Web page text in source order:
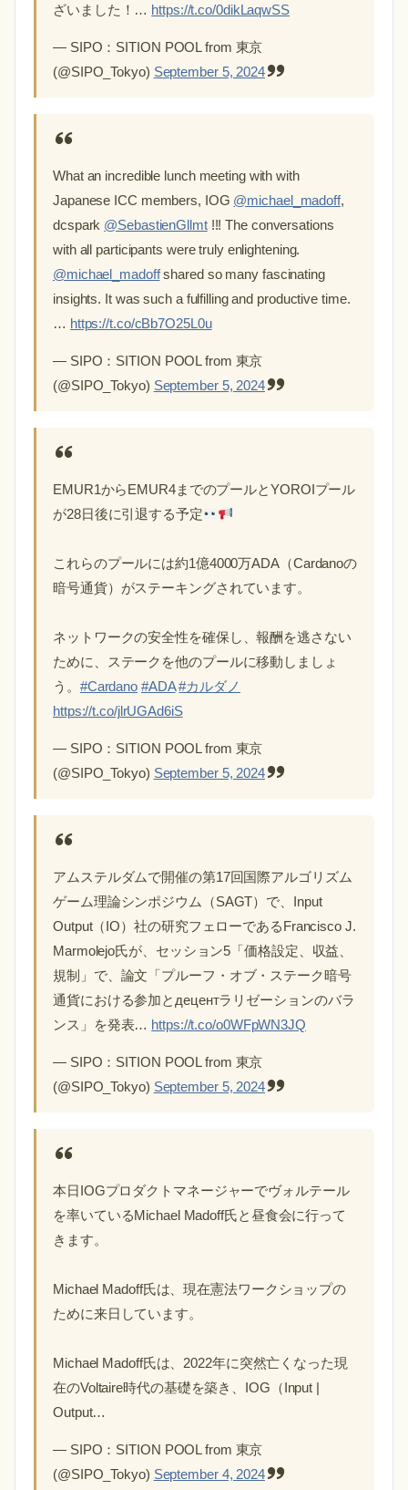
ざいました！… https://t.co/0dikLaqwSS
— SIPO：SITION POOL from 東京
(@SIPO_Tokyo) September 5, 2024
What an incredible lunch meeting with with
Japanese ICC members, IOG @michael_madoff,
dcspark @SebastienGllmt!!! The conversations
with all participants were truly enlightening.
@michael_madoffshared so many fascinating
insights. It was such a fulfilling and productive time.
… https://t.co/cBb7O25L0u
— SIPO：SITION POOL from 東京
(@SIPO_Tokyo) September 5, 2024
EMUR1からEMUR4までのプールとYOROIプール
が28日後に引退する予定
これらのプールには約1億4000万ADA（Cardanoの
暗号通貨）がステーキングされています。
ネットワークの安全性を確保し、報酬を逃さない
ために、ステークを他のプールに移動しましょ
う。 #Cardano #ADA #カルダノ
https://t.co/jlrUGAd6iS
— SIPO：SITION POOL from 東京
(@SIPO_Tokyo) September 5, 2024
アムステルダムで開催の第17回国際アルゴリズム
ゲーム理論シンポジウム（SAGT）で、Input
Output（IO）社の研究フェローであるFrancisco J.
Marmolejo氏が、セッション5「価格設定、収益、
規制」で、論文「プルーフ・オブ・ステーク暗号
通貨における参加とдецентラリゼーションのバラ
ンス」を発表… https://t.co/o0WFpWN3JQ
— SIPO：SITION POOL from 東京
(@SIPO_Tokyo) September 5, 2024
本日IOGプロダクトマネージャーでヴォルテール
を率いているMichael Madoff氏と昼食会に行って
きます。
Michael Madoff氏は、現在憲法ワークショップの
ために来日しています。
Michael Madoff氏は、2022年に突然亡くなった現
在のVoltaire時代の基礎を築き、IOG（Input |
Output…
— SIPO：SITION POOL from 東京
(@SIPO_Tokyo) September 4, 2024